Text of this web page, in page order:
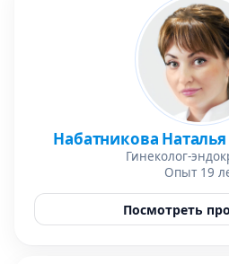
Набатникова
Гинеколог-
Опыт 19
Посмотреть